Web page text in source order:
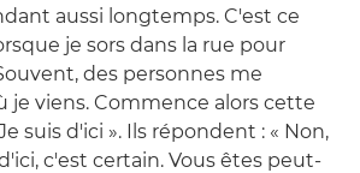
aussi longtemps. C'est ce
je sors dans la rue pour
des personnes me
je viens. Commence alors cette
suis d'ici ». Ils répondent : « Non,
c'est certain. Vous êtes peut-